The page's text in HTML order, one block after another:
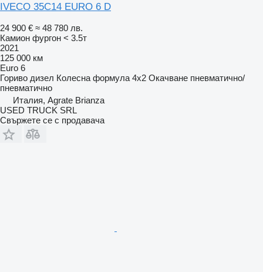
IVECO 35C14 EURO 6 D
24 900 € ≈ 48 780 лв.
Камион фургон < 3.5т
2021
125 000 км
Euro 6
Гориво дизел Колесна формула 4x2 Окачване пневматично/
пневматично
Италия, Agrate Brianza
USED TRUCK SRL
Свържете се с продавача